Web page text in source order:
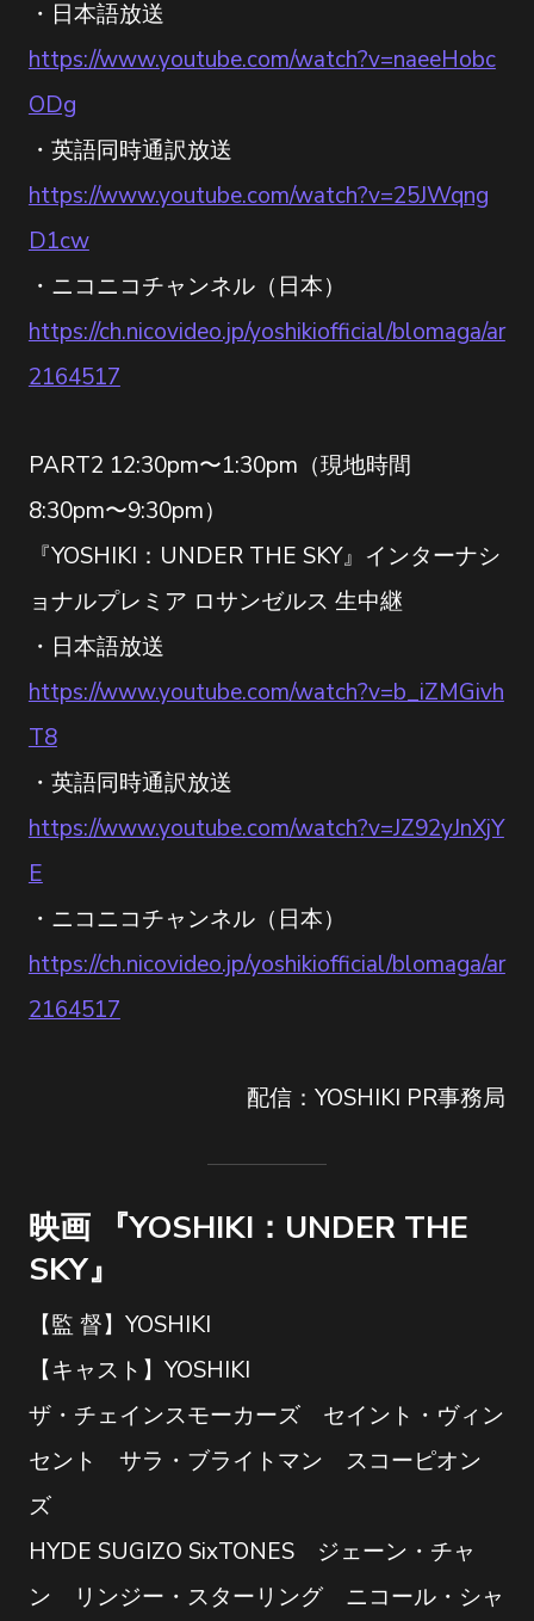
・日本語放送
https://www.youtube.com/watch?v=naeeHobc
ODg
・英語同時通訳放送
https://www.youtube.com/watch?v=25JWqng
D1cw
・ニコニコチャンネル（日本）
https://ch.nicovideo.jp/yoshikiofficial/blomaga/ar
2164517
PART2 12:30pm〜1:30pm（現地時間
8:30pm〜9:30pm）
『YOSHIKI：UNDER THE SKY』インターナシ
ョナルプレミア ロサンゼルス 生中継
・日本語放送
https://www.youtube.com/watch?v=b_iZMGivh
T8
・英語同時通訳放送
https://www.youtube.com/watch?v=JZ92yJnXjY
E
・ニコニコチャンネル（日本）
https://ch.nicovideo.jp/yoshikiofficial/blomaga/ar
2164517
配信：YOSHIKI PR事務局
映画 『YOSHIKI：UNDER THE
SKY』
【監 督】YOSHIKI
【キャスト】YOSHIKI
ザ・チェインスモーカーズ セイント・ヴィン
セント サラ・ブライトマン スコーピオン
ズ
HYDE SUGIZO SixTONES ジェーン・チャ
ン リンジー・スターリング ニコール・シャ